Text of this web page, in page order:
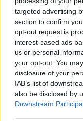
targeted advertising
section to confirm
opt-out request is
interest-based ads
us or personal
your opt-out. You
disclosure of your
IAB’s list of
also be disclosed by
Downstream
Gyakorlás a
Ezzel az appal
Sokaknak a matek a
elkezdeni a felkészülést.
kicsit játékosabb
érdemes kipróbálnotok.
Érettségi-felvételi
Eduline